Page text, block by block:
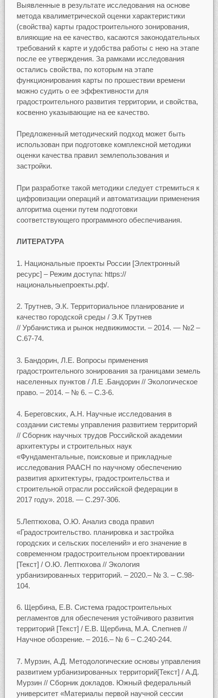
Выявленные в результате исследования на основе
метода квалиметрической оценки характеристики
(свойства) карты градостроительного зонирования,
влияющие на ее качество, касаются законодательных
требований к карте и удобства работы с нею на этапе
после ее утверждения. За рамками исследования
остались свойства, по которым на этапе
функционирования карты по прошествии времени
можно судить о ее эффективности для
градостроительного развития территории, и свойства,
косвенно указывающие на ее качество.
Предложенный методический подход может быть
использован при подготовке комплексной методики
оценки качества правил землепользования и
застройки.
При разработке такой методики следует стремиться к
цифровизации операций и автоматизации применения
алгоритма оценки путем подготовки
соответствующего программного обеспечивания.
ЛИТЕРАТУРА
1. Национальные проекты России [Электронный
ресурс] – Режим доступа: https://
национальныепроекты.рф/.
2. Трутнев, Э.К. Территориальное планирование и
качество городской среды / Э.К Трутнев
// Урбанистика и рынок недвижимости. – 2014. — №2 –
С.67-74.
3. Бандорин, Л.Е. Вопросы применения
градостроительного зонирования за границами земель
населенных пунктов / Л.Е .Бандорин // Экологическое
право. – 2014. – № 6. – С.3-6.
4. Береговских, А.Н. Научные исследования в
создании системы управления развитием территорий
// Сборник научных трудов Российской академии
архитектуры и строительных наук
«Фундаментальные, поисковые и прикладные
исследования РААСН по научному обеспечению
развития архитектуры, градостроительства и
строительной отрасли российской федерации в
2017 году». 2018. — С.297-306.
5.Лептюхова, О.Ю. Анализ свода правил
«Градостроительство. планировка и застройка
городских и сельских поселений» и его значение в
современном градостроительном проектировании
[Текст] / О.Ю. Лептюхова // Экология
урбанизированных территорий. – 2020.– № 3. – С.98-
104.
6. Щербина, Е.В. Система градостроительных
регламентов для обеспечения устойчивого развития
территорий [Текст] / Е.В. Щербина, М.А. Слепнев //
Научное обозрение. – 2016.– № 6 – С.240-244.
7. Мурзин, А.Д. Методологические основы управления
развитием урбанизированных территорий[Текст] / А.Д.
Мурзин // Сборник докладов. Южный федеральный
университет «Материалы первой научной сессии